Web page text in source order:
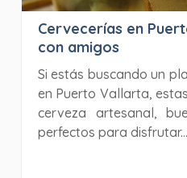
Cervecerías en
con amigos
Si estás buscando un
en Puerto Vallarta,
cerveza artesanal,
perfectos para disfrutar...